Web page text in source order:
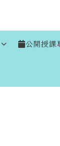
公開授課